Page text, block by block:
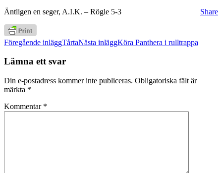
Share
Äntligen en seger, A.I.K. – Rögle 5-3
Inläggsnavigering
Föregående inläggTårtaNästa inläggKöra Panthera i rulltrappa
Lämna ett svar
Din e-postadress kommer inte publiceras. Obligatoriska fält är
märkta *
Kommentar *